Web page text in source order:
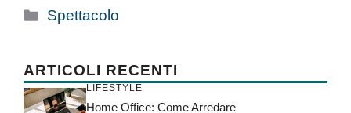
Categorie
Spettacolo
ARTICOLI RECENTI
LIFESTYLE
Home Office: Come Arredare